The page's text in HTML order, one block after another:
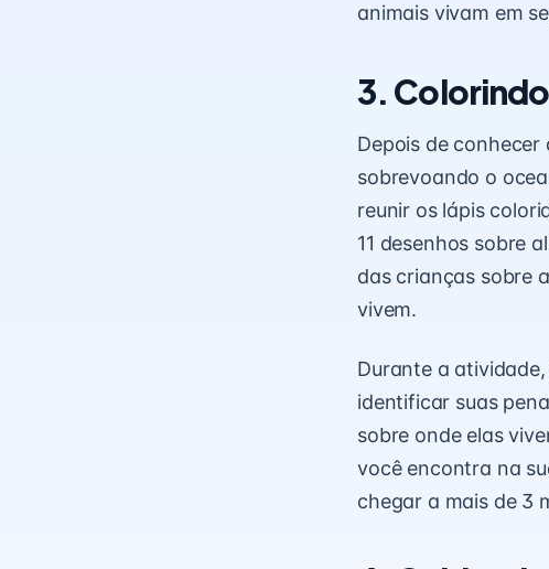
animais vivam em
3.
Depois de
sobrevoando o
reunir os lápis
11 desenhos sobre
das crianças sobre
vivem.
Durante a
identificar suas
sobre onde elas
você encontra na
chegar a mais de 3